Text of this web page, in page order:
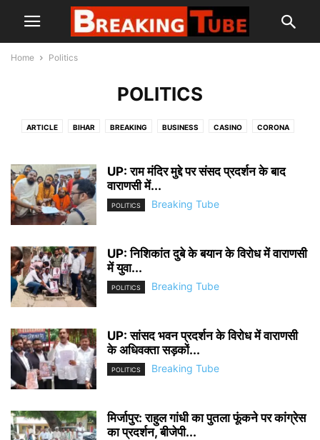
Home Politics
POLITICS
ARTICLE BIHAR BREAKING BUSINESS CASINO CORONA
DHARMA AND ADHYATMA EDUCATION ENTERTAINMENT FACT CHECK
GOVERNMENT HEALTH INTERNATIONAL
JOBS LIFESTYLE LOK SABHA 2019 LOVE ZIHAD
MADHYAPRADESH
SPECIAL NEWS SPORTS SUPREME COURT TECHNOLOGY
TRAVEL TRENDING TOPIC
UP: राम मंदिर मुद्दे पर संसद प्रदर्शन के बाद
वाराणसी में...
POLITICS Breaking Tube
UP: निशिकांत दुबे के बयान के विरोध में वाराणसी
में युवा...
POLITICS Breaking Tube
UP: सांसद भवन प्रदर्शन के विरोध में वाराणसी
के अधिवक्ता सड़कों...
POLITICS Breaking Tube
मिर्जापुर: राहुल गांधी का पुतला फूंकने पर कांग्रेस
का प्रदर्शन, बीजेपी...